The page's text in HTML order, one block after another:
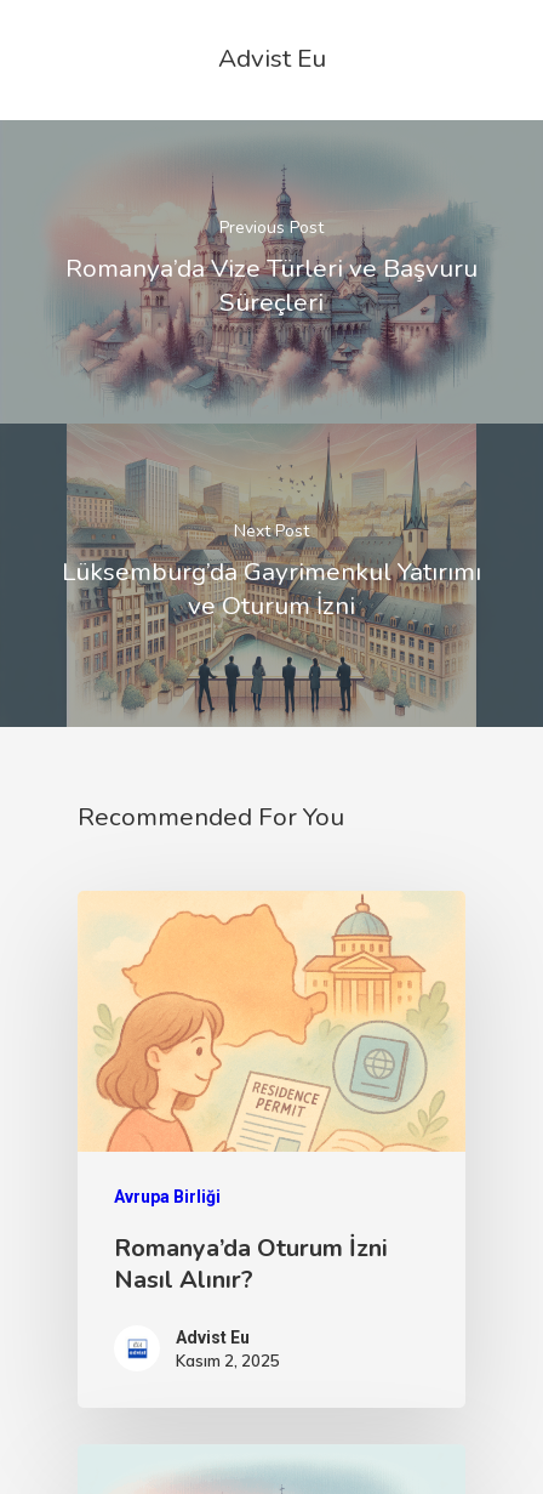
Advist Eu
Previous Post
Romanya’da Vize Türleri ve Başvuru
Süreçleri
Next Post
Lüksemburg’da Gayrimenkul Yatırımı
ve Oturum İzni
Recommended For You
Avrupa Birliği
Romanya’da Oturum İzni
Nasıl Alınır?
Advist Eu
Kasım 2, 2025